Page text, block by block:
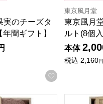
実のチーズタ
間ギフト】
お気に入りに
東京風月堂
東京風月
ルト(8個
本体
税込 2,160円
タオルギフト(木箱入り)【
今治謹製